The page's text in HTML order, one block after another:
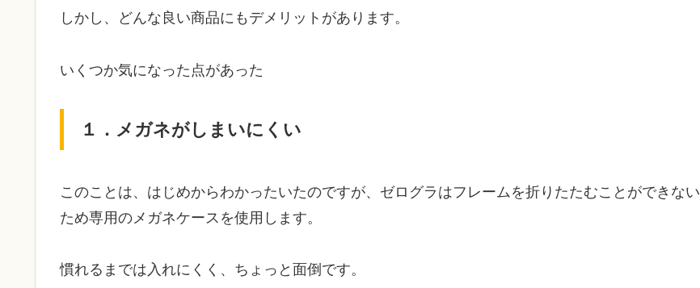
しかし、どんな良い商品にもデメリットがあります。
いくつか気になった点があった
１．メガネがしまいにくい
このことは、はじめからわかったいたのですが、ゼログラはフレームを折りたたむことができない
ため専用のメガネケースを使用します。
慣れるまでは入れにくく、ちょっと面倒です。